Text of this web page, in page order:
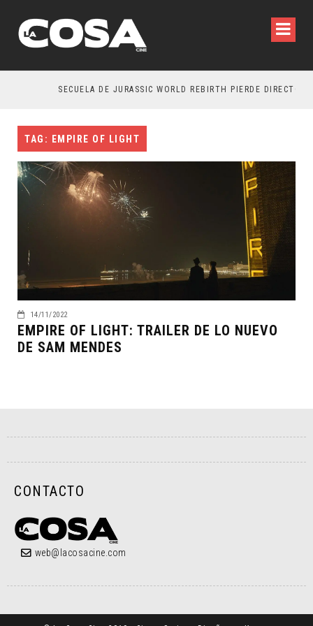
SECUELA DE JURASSIC WORLD REBIRTH PIERDE DIRECTOR
TAG: EMPIRE OF LIGHT
14/11/2022
EMPIRE OF LIGHT: TRAILER DE LO NUEVO
DE SAM MENDES
CONTACTO
web@lacosacine.com